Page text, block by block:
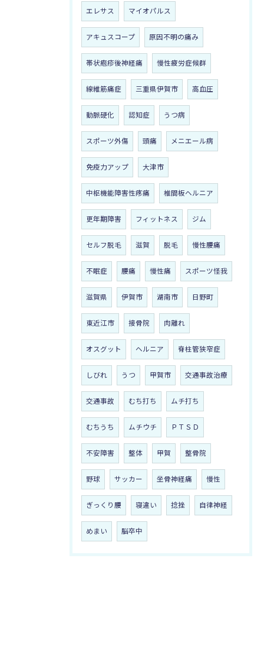
エレサス マイオパルス
アキュスコープ 原因不明の痛み
帯状疱疹後神経痛 慢性疲労症候群
線維筋痛症 三重県伊賀市 高血圧
動脈硬化 認知症 うつ病
スポーツ外傷 頭痛 メニエール病
免疫力アップ 大津市
中枢機能障害性疼痛 椎間板ヘルニア
更年期障害 フィットネス ジム
セルフ脱毛 滋賀 脱毛 慢性腰痛
不眠症 腰痛 慢性痛 スポーツ怪我
滋賀県 伊賀市 湖南市 日野町
東近江市 接骨院 肉離れ
オスグット ヘルニア 脊柱管狭窄症
しびれ うつ 甲賀市 交通事故治療
交通事故 むち打ち ムチ打ち
むちうち ムチウチ ＰＴＳＤ
不安障害 整体 甲賀 整骨院
野球 サッカー 坐骨神経痛 慢性
ぎっくり腰 寝違い 捻挫 自律神経
めまい 脳卒中